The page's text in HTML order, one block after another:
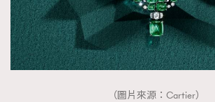
（圖片來源：Cartier）